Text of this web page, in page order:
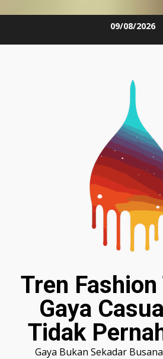
09/08/2026
Tren
Gaya
Tidak
Gaya Bukan Sekadar